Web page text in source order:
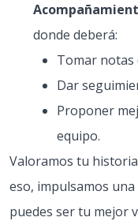
donde deberá:
Tomar notas
Dar
Proponer
equipo.
Valoramos tu
eso, impulsamos
puedes ser tu mejor